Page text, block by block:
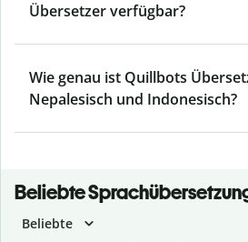
Übersetzer verfügbar?
Wie genau ist Quillbots
Nepalesisch und Indonesisch?
Beliebte
Beliebte